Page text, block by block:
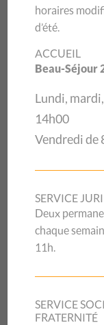
05/10/2020
ligne!
COVID-19,
mesures de
horaires
d’été.
ACCUEIL
Beau-Séjour
Lundi,
14h00
Vendredi de
SERVICE
Deux
chaque
11h.
SERVICE
FRATERNITÉ